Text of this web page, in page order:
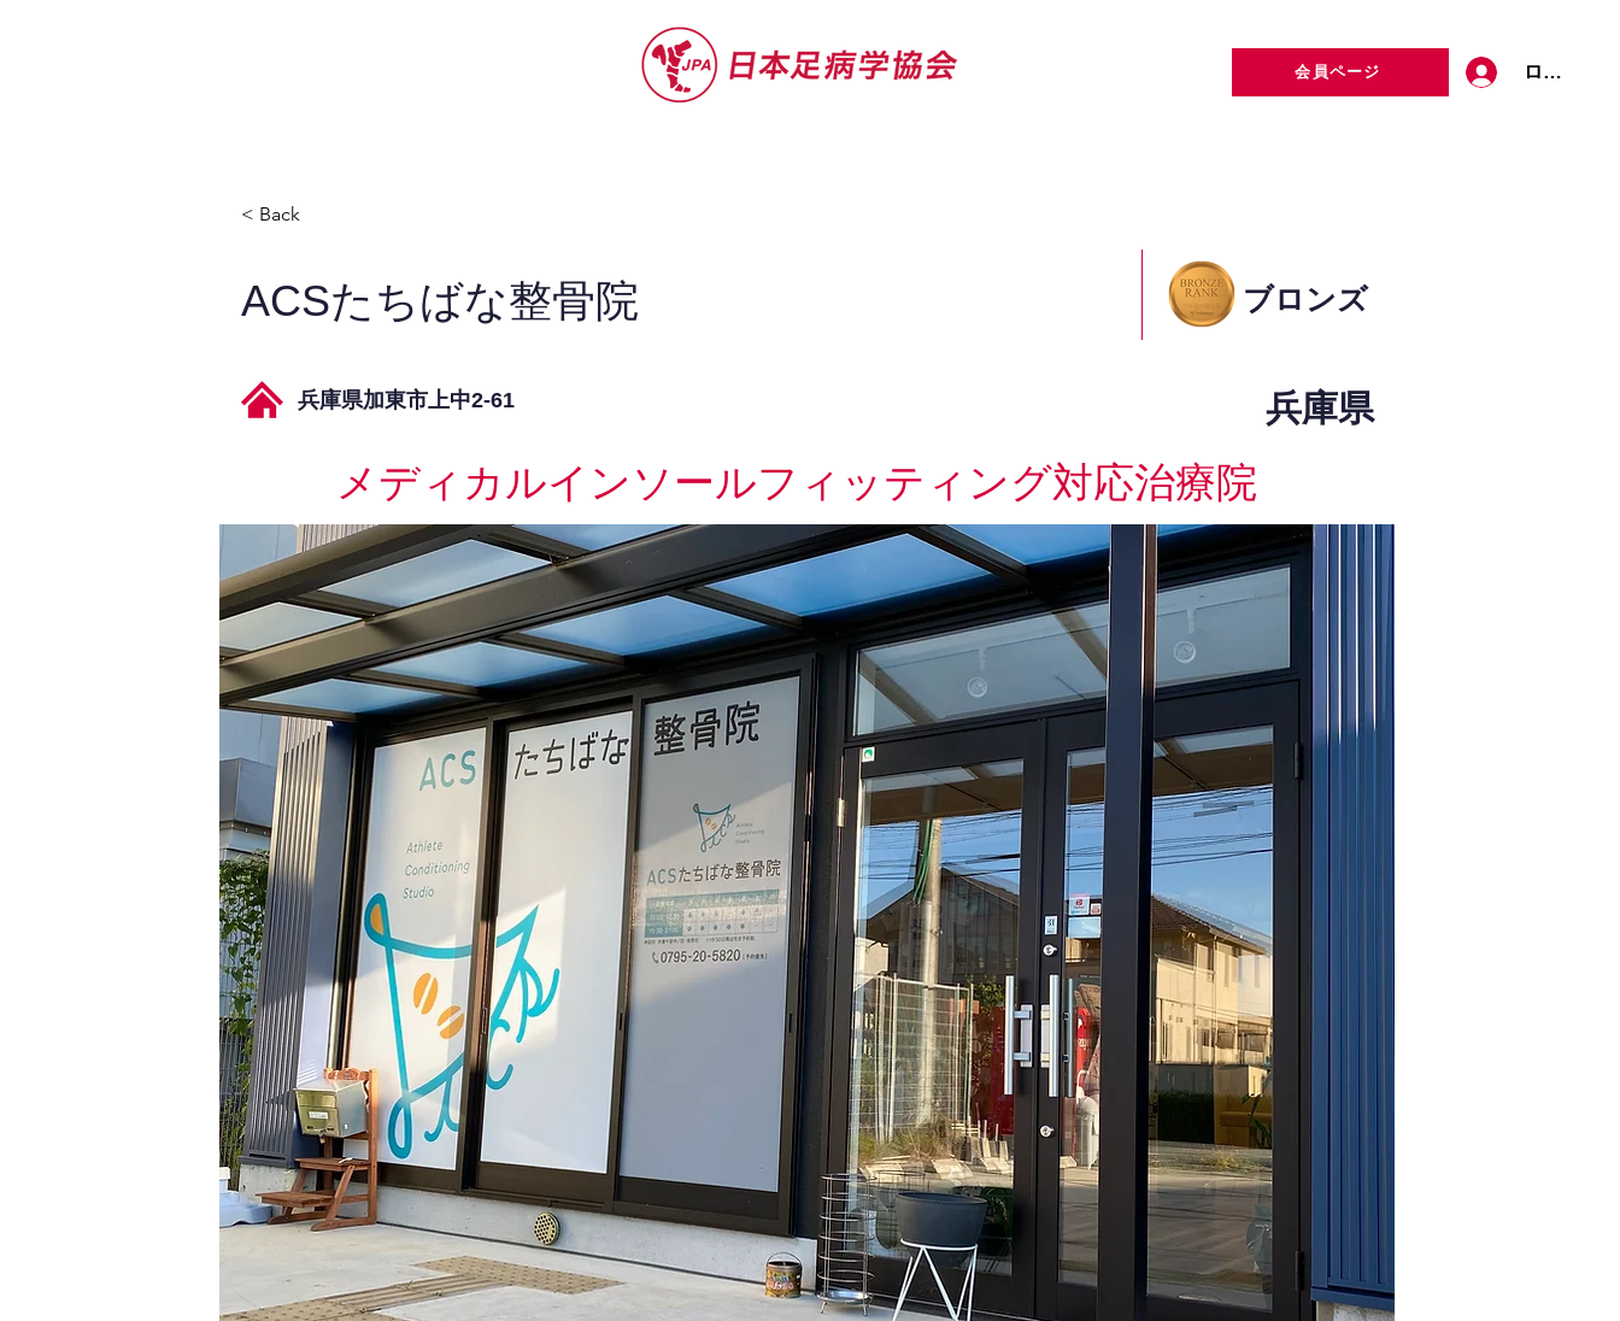
会員ページ ログイン
< Back
ACSたちばな整骨院 ブロンズ
兵庫県加東市上中2-61 兵庫県
メディカルインソールフィッティング対応治療院